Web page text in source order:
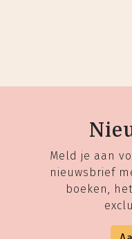
Meld je aan
nieuwsbrief
boeken,